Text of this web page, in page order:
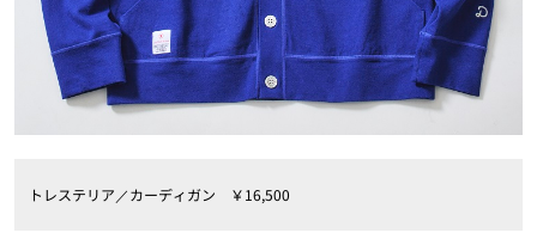
トレステリア／カーディガン ￥16,500